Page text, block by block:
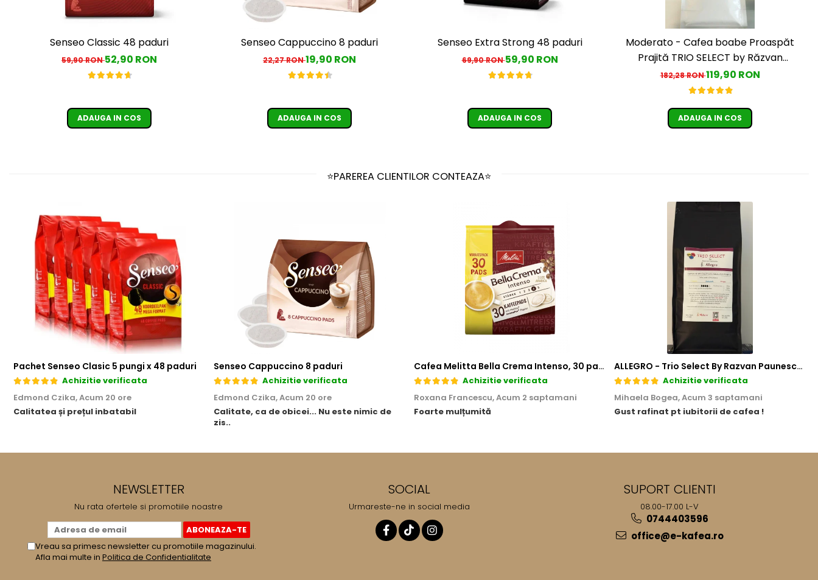
Senseo Classic 48 paduri
59,90 RON52,90 RON
ADAUGA IN COS
Senseo Cappuccino 8 paduri
22,27 RON19,90 RON
ADAUGA IN COS
Senseo Extra Strong 48 paduri
69,90 RON59,90 RON
ADAUGA IN COS
Moderato - Cafea boabe Proaspăt
Prajită TRIO SELECT by Răzvan
Păunescu, blend 100% Arabica
182,28 RON119,90 RON
ADAUGA IN COS
⭐PAREREA CLIENTILOR CONTEAZA⭐
Pachet Senseo Clasic 5 pungi x 48 paduri
Achizitie verificata
Edmond Czika,Acum 20 ore
Calitatea și prețul inbatabil
Senseo Cappuccino 8 paduri
Achizitie verificata
Edmond Czika,Acum 20 ore
Calitate, ca de obicei... Nu este nimic de
zis..
Cafea Melitta Bella Crema Intenso, 30 paduri, compatibile Senseo
Achizitie verificata
Roxana Francescu,Acum 2 saptamani
Foarte mulțumită
ALLEGRO - Trio Select By Razvan Paunescu, 1 kg, 100% Arabica, (Columbia, Guatemala, Etiopia)
Achizitie verificata
Mihaela Bogea,Acum 3 saptamani
Gust rafinat pt iubitorii de cafea !
NEWSLETTER
Nu rata ofertele si promotiile noastre
Vreau sa primesc newsletter cu promotiile magazinului.
Afla mai multe in Politica de Confidentialitate
SOCIAL
Urmareste-ne in social media
SUPORT CLIENTI
08.00-17.00 L-V
0744403596
office@e-kafea.ro